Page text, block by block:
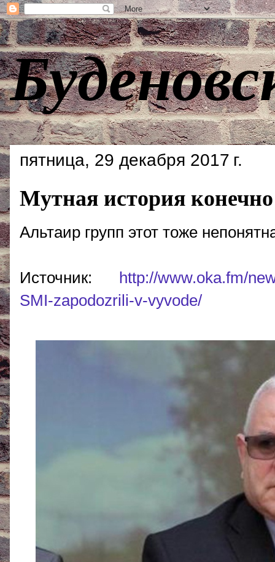
пятница, 29 декабря 2017 г.
Мутная история
Альтаир групп этот тоже
Источник: http://www.oka.fm/
SMI-zapodozrili-v-vyvode/